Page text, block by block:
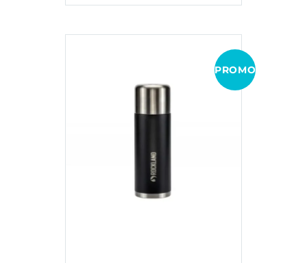
do
89.00 zł
wiele
można
wybrać
produktu
PROMOCJA!